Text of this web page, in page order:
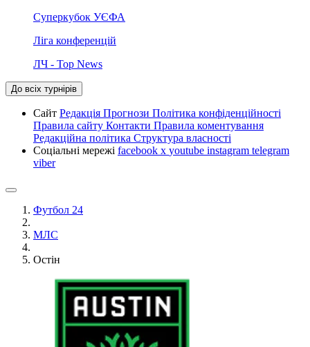
Суперкубок УЄФА
Ліга конференцій
ЛЧ - Top News
До всіх турнірів
Сайт Редакція Прогнози Політика конфіденційності
Правила сайту Контакти Правила коментування
Редакційна політика Структура власності
Соціальні мережі facebook x youtube instagram telegram
viber
Футбол 24
МЛС
Остін